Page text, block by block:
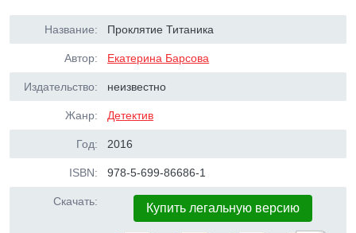
Название: Проклятие Титаника
Автор: Екатерина Барсова
Издательство: неизвестно
Жанр: Детектив
Год: 2016
ISBN: 978-5-699-86686-1
Скачать: Купить легальную версию